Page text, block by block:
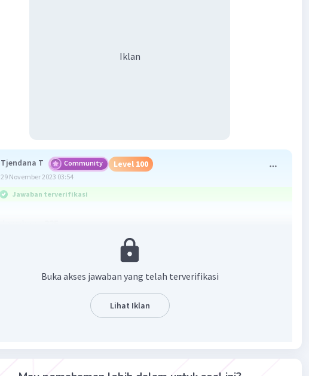
Iklan
Tjendana T Community Level 100
29 November 2023 03:54
Jawaban terverifikasi
g(x) = (x + 4)/(3 - x)
= -(x² + 8x + 16)
Buka akses jawaban yang telah terverifikasi
Lihat Iklan